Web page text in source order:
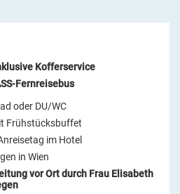
Kofferservice
Fernreisebus
oder DU/WC
Frühstücksbuffet
im Hotel
in Wien
vor Ort durch Frau Elisabeth